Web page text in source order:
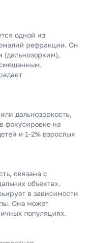
одной из
рефракции. Он
(дальнозорким),
дальнозоркость,
фокусировке на
и 1-2% взрослых
связана с
объектах.
в зависимости
Она может
популяциях.